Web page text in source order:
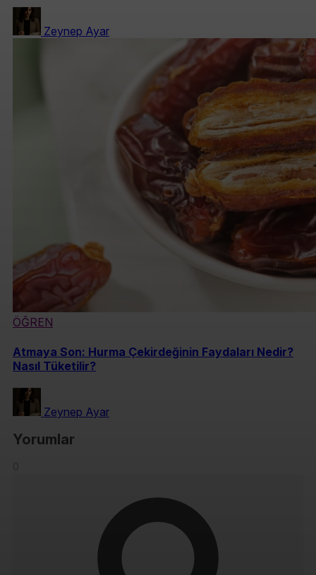
Zeynep Ayar
ÖĞREN
Atmaya Son: Hurma Çekirdeğinin Faydaları Nedir?
Nasıl Tüketilir?
Zeynep Ayar
Yorumlar